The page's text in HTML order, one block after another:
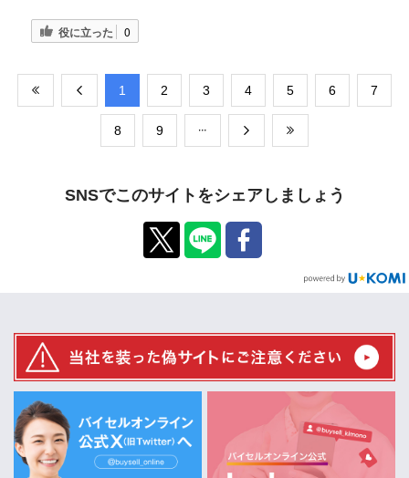
役に立った 0
​1 ​2 ​3 ​4 ​5 ​6 ​7
​8 ​9
SNSでこのサイトをシェアしましょう